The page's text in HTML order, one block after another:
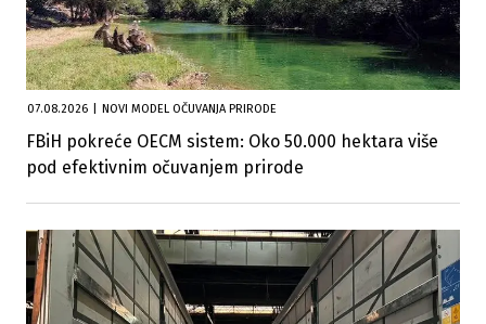
07.08.2026 NOVI MODEL OČUVANJA PRIRODE
FBiH pokreće OECM sistem: Oko 50.000 hektara više
pod efektivnim očuvanjem prirode